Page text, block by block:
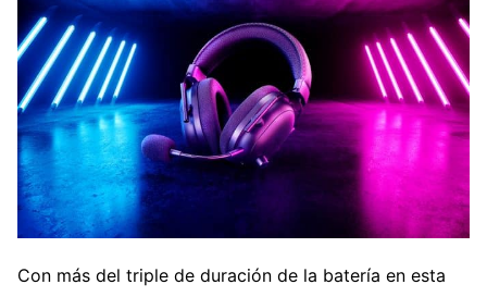
Con más del triple de duración de la batería en esta